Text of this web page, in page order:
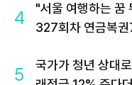
4
"서울 여행하는 꿈
327회차 연금복
5
국가가 청년 상대